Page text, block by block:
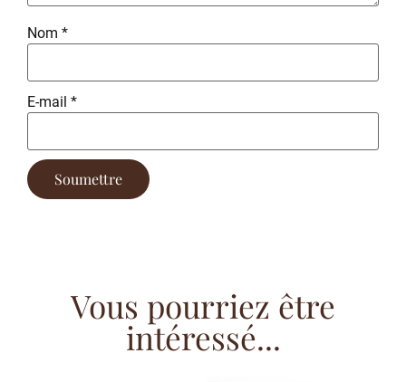
Nom *
E-mail *
Vous pourriez être
intéressé...